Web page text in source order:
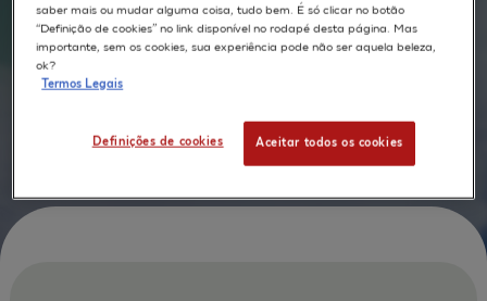
TEXTO COMPLETO MODELOS APLICAÇÕES
AUTORES
saber mais ou mudar alguma coisa, tudo bem. É só clicar no botão
“Definição de cookies” no link disponível no rodapé desta página. Mas
importante, sem os cookies, sua experiência pode não ser aquela beleza,
ok?
Termos Legais
Definições de cookies Aceitar todos os cookies